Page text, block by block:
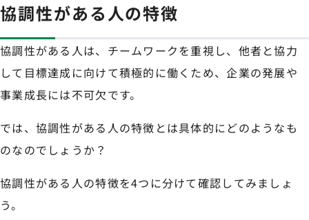
協調性がある人の特徴
協調性がある人は、チームワークを重視し、他者と協力
して目標達成に向けて積極的に働くため、企業の発展や
事業成長には不可欠です。
では、協調性がある人の特徴とは具体的にどのようなも
のなのでしょうか？
協調性がある人の特徴を4つに分けて確認してみましょ
う。